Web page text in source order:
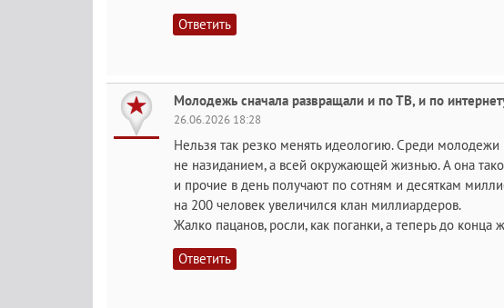
Ответить
Молодежь сначала развращали и по ТВ, и по
26.06.2026 18:28
Нельзя так резко менять идеологию. Среди молодежи
не назиданием, а всей окружающей жизнью. А она
и прочие в день получают по сотням и десяткам
на 200 человек увеличился клан миллиардеров.
Жалко пацанов, росли, как поганки, а теперь до конца
Ответить